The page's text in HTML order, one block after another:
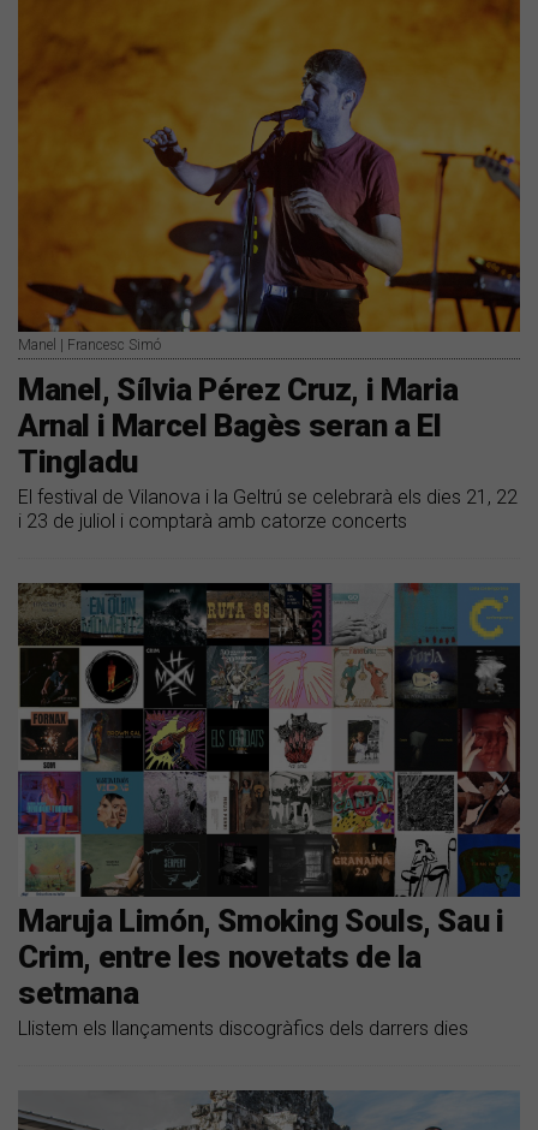
Manel | Francesc Simó
Manel, Sílvia Pérez Cruz, i Maria
Arnal i Marcel Bagès seran a El
Tingladu
El festival de Vilanova i la Geltrú se celebrarà els dies 21, 22
i 23 de juliol i comptarà amb catorze concerts
Maruja Limón, Smoking Souls, Sau i
Crim, entre les novetats de la
setmana
Llistem els llançaments discogràfics dels darrers dies